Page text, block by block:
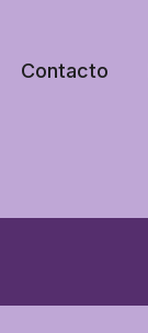
Contacto